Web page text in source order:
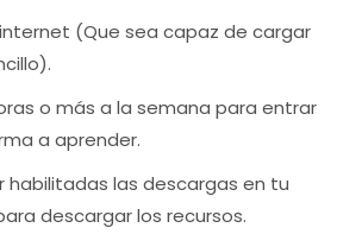
(Que sea capaz de cargar
o más a la semana para entrar
a aprender.
habilitadas las descargas en tu
descargar los recursos.